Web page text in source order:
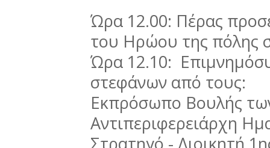
Ώρα 12.00: Πέρας
του Ηρώου της πόλης
Ώρα 12.10:
στεφάνων από τους:
Εκπρόσωπο Βουλής
Αντιπεριφερειάρχη